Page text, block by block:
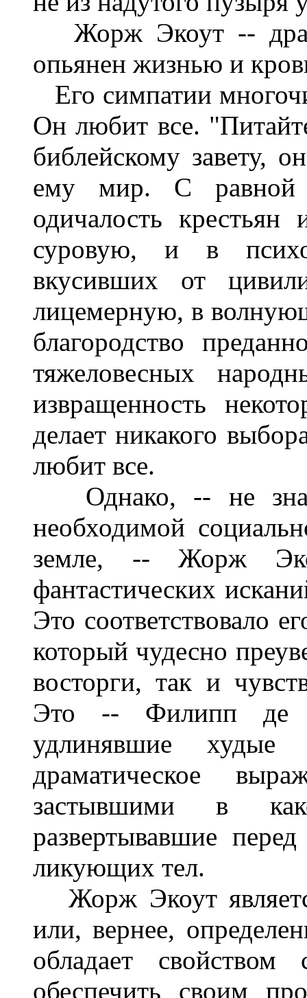
Жорж Экоут --
опьянен жизнью и
Его симпатии
Он любит все.
библейскому завету,
ему мир. С равной
одичалость
суровую, и в
вкусивших от
лицемерную, в
благородство
тяжеловесных
извращенность
делает никакого
любит все.
Однако, -- не
необходимой
земле, -- Жорж
фантастических
Это соответствовало
который чудесно
восторги, так и
Это -- Филипп де
удлинявшие
драматическое
застывшими в
развертывавшие
ликующих тел.
Жорж Экоут
или, вернее,
обладает
обеспечить своим